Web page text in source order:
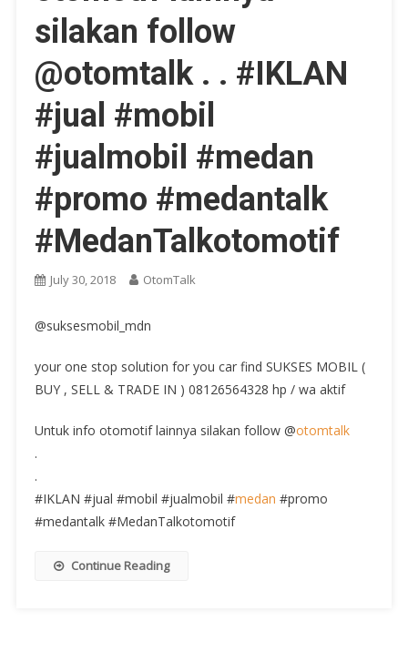
silakan follow
@otomtalk . . #IKLAN
#jual #mobil
#jualmobil #medan
#promo #medantalk
#MedanTalkotomotif
July 30, 2018 OtomTalk
@suksesmobil_mdn
your one stop solution for you car find SUKSES MOBIL (
BUY , SELL & TRADE IN ) 08126564328 hp / wa aktif
Untuk info otomotif lainnya silakan follow @otomtalk
.
.
#IKLAN #jual #mobil #jualmobil #medan #promo
#medantalk #MedanTalkotomotif
Continue Reading